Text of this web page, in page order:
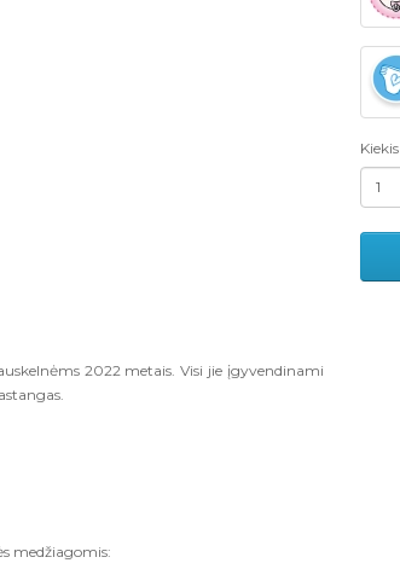
2022 metais. Visi jie įgyvendinami
medžiagomis:
Kiekis